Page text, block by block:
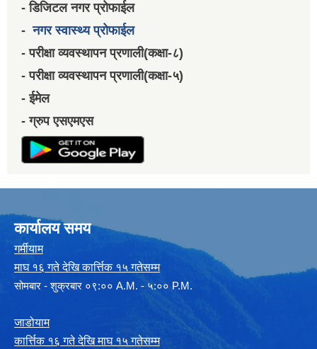
- डिजिटल नगर प्रोफाईल
-नगर स्वास्थ्य प्रोफाईल
- परीक्षा व्यवस्थापन प्रणाली(कक्षा-८)
- परीक्षा व्यवस्थापन प्रणाली(कक्षा-५)
- ईमेल
- ग्रुप एसएमएस
कार्यालय समय
गर्मीयाम
माघ १६ गते देखि कार्त्तिक १५ गतेसम्म
सोमबार - शुक्रबार ०९:०० A.M. - ५:०० P.M.
जाडोयाम
कार्त्तिक १६ गते देखि माघ १५ गतेसम्म